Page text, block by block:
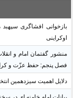
بازخوانی افشاگری
اوکراینی
فصل پنجم: حفظ عزّت و
دلایل اهمیت سیزدهمین